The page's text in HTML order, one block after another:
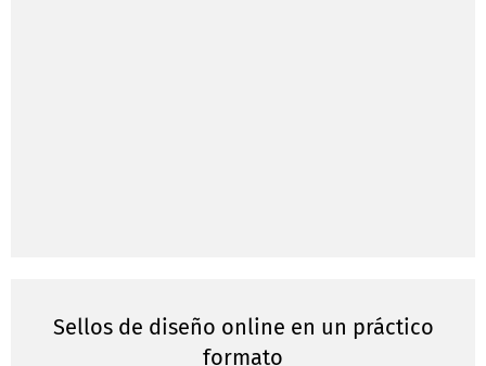
Sellos de diseño online en un práctico
formato